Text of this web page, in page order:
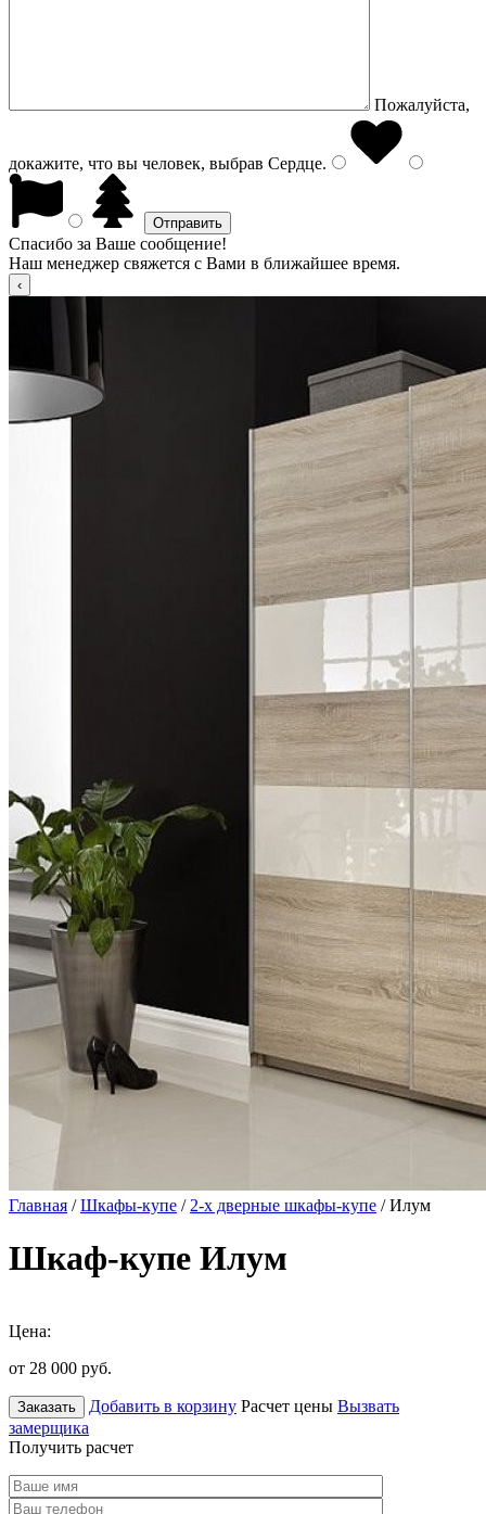
Пожалуйста,
докажите, что вы человек, выбрав Сердце.
Спасибо за Ваше сообщение!
Наш менеджер свяжется с Вами в ближайшее время.
Главная /Шкафы-купе / 2-х дверные шкафы-купе / Илум
Шкаф-купе Илум
Цена:
от 28 000 руб.
Заказать Добавить в корзину Расчет цены Вызвать
замерщика
Получить расчет